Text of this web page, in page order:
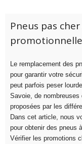
Pneus pas
Le remplacement des
pour garantir votre
peut parfois peser
Savoie, de
proposées par les
Dans cet article, nous
pour obtenir des pneus
Vérifier les promotions